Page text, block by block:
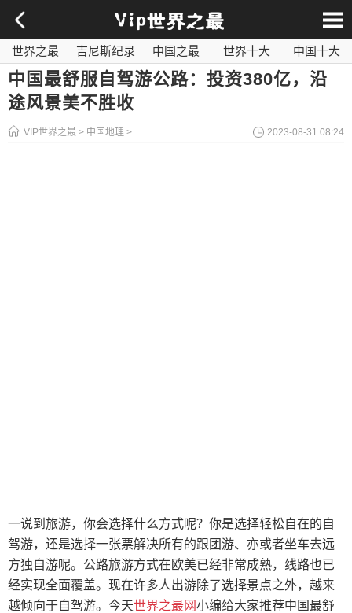
世界之最 吉尼斯纪录 中国之最 世界十大
中国十大
影视之最
奇闻异事 历史之最 社会百科 世界最毒
中国最舒服自驾游公路：投资380亿，沿
途风景美不胜收
VIP世界之最 > 中国地理 > 2023-08-31 08:24
一说到旅游，你会选择什么方式呢？你是选择轻松自在的自
驾游，还是选择一张票解决所有的跟团游、亦或者坐车去远
方独自游呢。公路旅游方式在欧美已经非常成熟，线路也已
经实现全面覆盖。现在许多人出游除了选择景点之外，越来
越倾向于自驾游。今天世界之最网小编给大家推荐中国最舒